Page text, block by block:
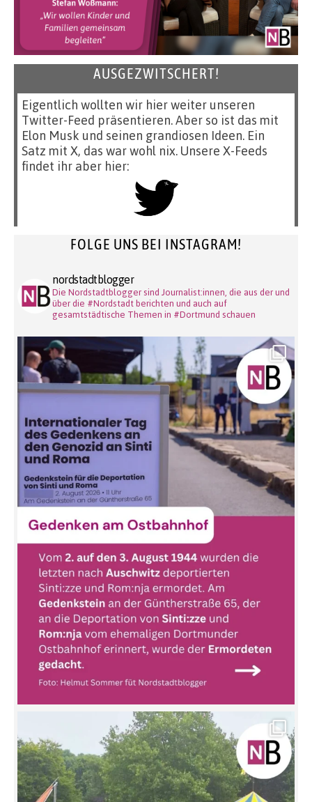
AUSGEZWITSCHERT!
Eigentlich wollten wir hier weiter unseren
Twitter-Feed präsentieren. Aber so ist das mit
Elon Musk und seinen grandiosen Ideen. Ein
Satz mit X, das war wohl nix. Unsere X-Feeds
findet ihr aber hier:
FOLGE UNS BEI INSTAGRAM!
nordstadtblogger
Die Nordstadtblogger sind Journalist:innen, die aus der und
über die #Nordstadt berichten und auch auf
gesamtstädtische Themen in #Dortmund schauen